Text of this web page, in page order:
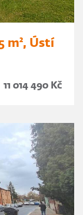
m², Ústí
11 014 490 Kč